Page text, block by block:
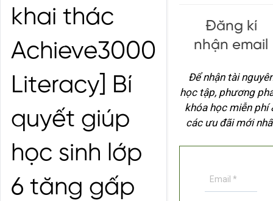
khai thác
Achieve3000
Literacy] Bí
quyết giúp
học sinh lớp
6 tăng gấp
Đăng kí
nhận email
Để nhận tài
học tập, phương
khóa học miễn phí
các ưu đãi mới